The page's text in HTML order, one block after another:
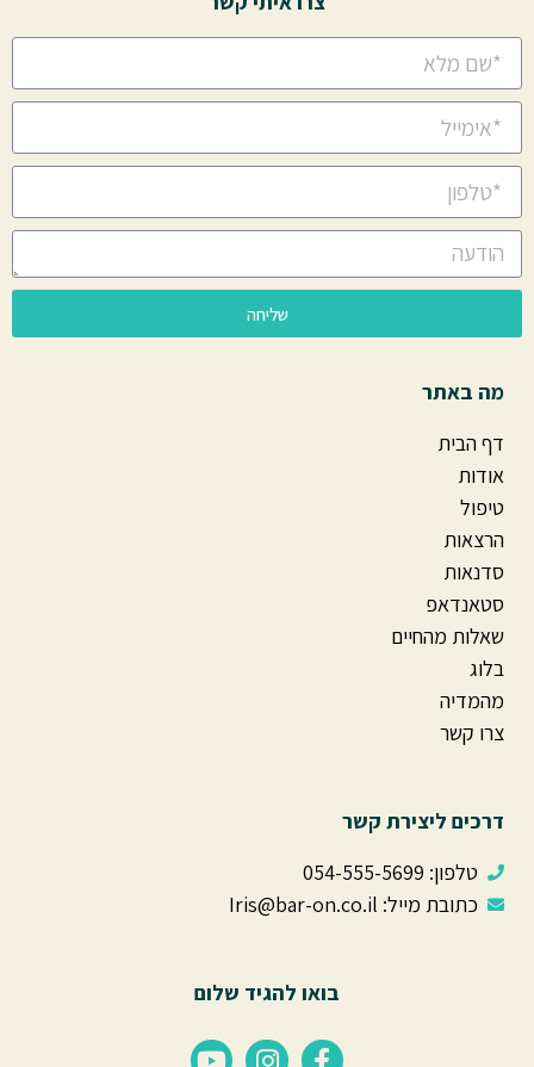
שליחה
מה באתר
דף הבית
אודות
טיפול
הרצאות
סדנאות
סטאנדאפ
שאלות מהחיים
בלוג
מהמדיה
צרו קשר
דרכים ליצירת קשר
טלפון: ⁦ 054-555-5699⁩
כתובת מייל: Iris@bar-on.co.il
בואו להגיד שלום